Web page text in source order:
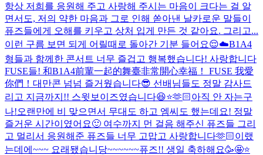
항상 저희를 응원해 주고 사랑해 주시는 마음이 크다는 걸 알
면서도, 저의 약한 마음과 그로 인해 쏟아낸 날카로운 말들이
퓨즈들에게 오해를 키우고 상처 입게 만든 것 같아요. 그리고...
이런 구름 보면 되게 어릴때로 돌아간 기분 들어요😌☁️B1A4
형들과 함께한 콘서트 너무 즐겁고 행복했습니다! 사랑합니다
FUSE들! 和B1A4前輩一起的舞臺非常開心幸福！ FUSE 我愛
你們！ 대만콘 넘넘 즐거웠습니다😎 선배님들도 정말 감사드
리고 지금까지!! 스윗보이즈였습니다😆⭐️🫶🏻아직 안 자는구
나!오랜만에 비 맞으면서 무대도 하고 엠씨도 했는데요! 정말
즐거운 시간이였어요🙂 여수까지 먼 걸음 해주신 퓨즈들 그리
고 멀리서 응원해준 퓨즈들 너무 고맙고 사랑합니다🫶🏻이랬
는데에~~~ 요래됐습니당~~~~~~퓨즈!! 생일 축하해요🥳🤩⭐️